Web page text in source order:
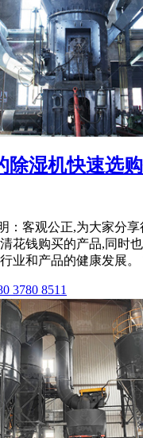
除湿机快速选
：客观公正,为大家分
花钱购买的产品,同时
业和产品的健康发展
3780 8511